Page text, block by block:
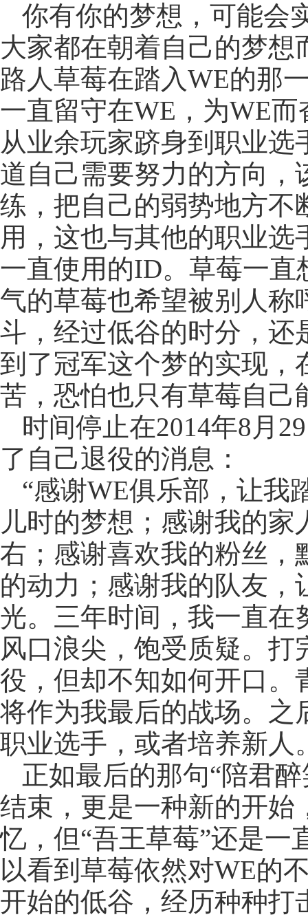
你有你的梦想，可能会
大家都在朝着自己的梦
路人草莓在踏入WE的那
一直留守在WE，为WE
从业余玩家跻身到职业
道自己需要努力的方向，
练，把自己的弱势地方
用，这也与其他的职业
一直使用的ID。草莓一
气的草莓也希望被别人称
斗，经过低谷的时分，还
到了冠军这个梦的实现，
苦，恐怕也只有草莓自己
时间停止在2014年8月
了自己退役的消息：
“感谢WE俱乐部，让我
儿时的梦想；感谢我的
右；感谢喜欢我的粉丝，
的动力；感谢我的队友
光。三年时间，我一直在
风口浪尖，饱受质疑。
役，但却不知如何开口。
将作为我最后的战场。之
职业选手，或者培养新人
正如最后的那句“陪君
结束，更是一种新的开始
忆，但“吾王草莓”还是
以看到草莓依然对WE的
开始的低谷，经历种种打